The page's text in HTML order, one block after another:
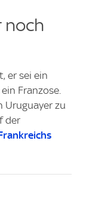
noch
er sei ein
Franzose.
Uruguayer zu
der